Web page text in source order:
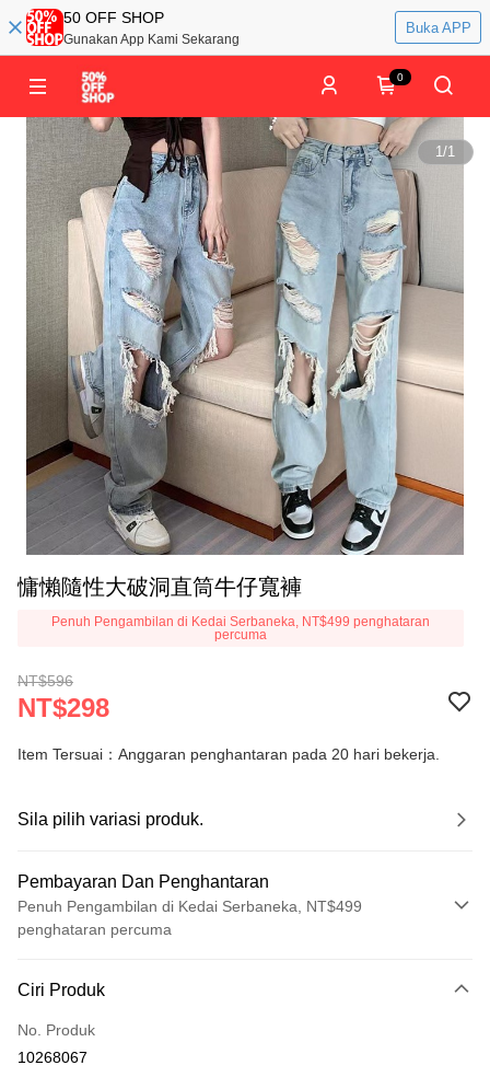
50 OFF SHOP
Gunakan App Kami Sekarang
Buka APP
0
1/1
慵懶隨性大破洞直筒牛仔寬褲
Penuh Pengambilan di Kedai Serbaneka, NT$499 penghataran
percuma
NT$596
NT$298
Item Tersuai：Anggaran penghantaran pada 20 hari bekerja.
Sila pilih variasi produk.
Pembayaran Dan Penghantaran
Penuh Pengambilan di Kedai Serbaneka, NT$499
penghataran percuma
Kad Kredit (Bayaran Penuh)
Pengambilan di Kedai Serbaneka
Ciri Produk
No. Produk
10268067